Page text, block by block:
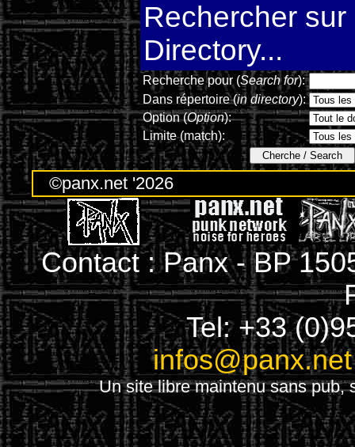
Rechercher
Directory...
Recherche pour (Search for):
Dans répertoire (in directory):
Option (Option):
Limite (match):
©panx.net '2026
Contact : Panx - BP
Tel: +33
infos@panx.net
Un site libre maintenu sans pub,